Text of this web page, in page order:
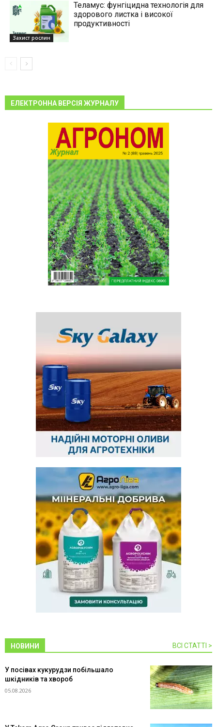
Захист рослин
Теламус: фунгіцидна технологія для
здорового листка і високої
продуктивності
ЕЛЕКТРОННА ВЕРСІЯ ЖУРНАЛУ
НОВИНИ ВСІ СТАТТІ >
У посівах кукурудзи побільшало
шкідників та хвороб
05.08.2026